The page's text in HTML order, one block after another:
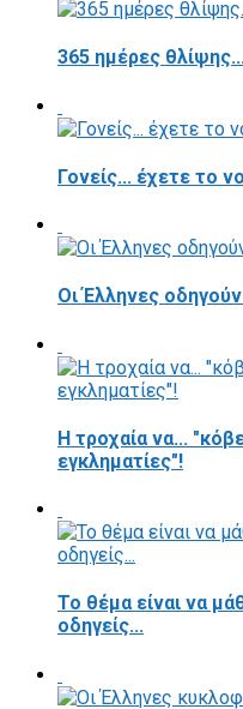
365 ημέρες
Γονείς... έχετε το
Οι Έλληνες
Η τροχαία να...
εγκληματίες"!
Το θέμα είναι να
οδηγείς...